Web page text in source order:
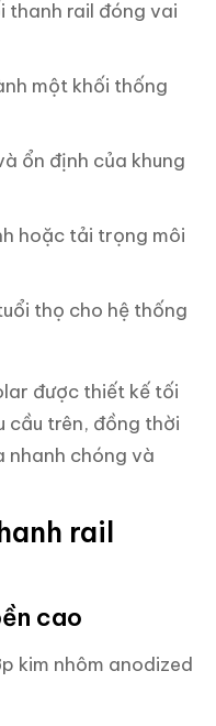
thanh rail đóng vai
một khối thống
ổn định của khung
hoặc tải trọng môi
thọ cho hệ thống
được thiết kế tối
cầu trên, đồng thời
nhanh chóng và
rail
cao
kim nhôm anodized